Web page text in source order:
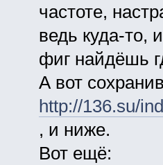
частоте,
ведь куда-то,
фиг найдёшь
А вот
http://136.su/
, и ниже.
Вот ещё: